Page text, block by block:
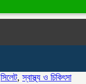
সিলেট,স্বাস্থ্য ও চিকিৎসা